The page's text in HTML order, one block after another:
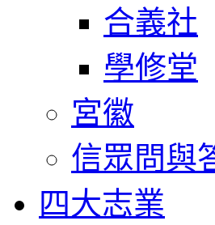
合義社
學修堂
宮徽
信眾問與
四大志業